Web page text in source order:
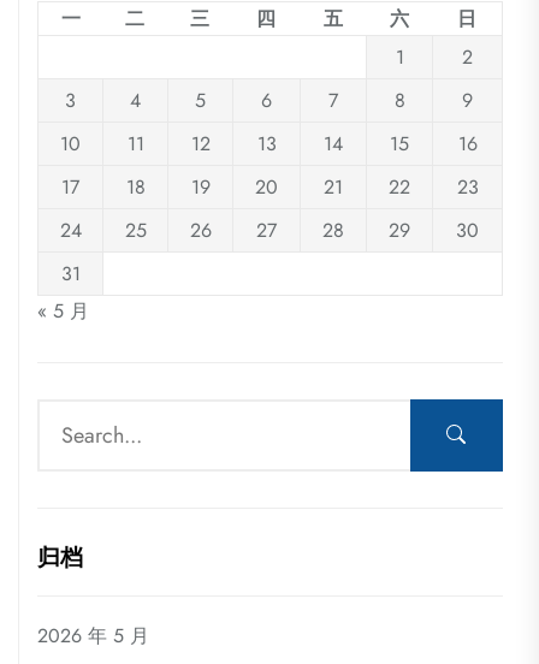
一
二 三 四 五 六
日
1
2
3
4 5 6 7 8
9
10
11 12 13 14 15
16
17
18 19 20 21 22
23
24
25 26 27 28 29
30
31
« 5 月
归档
2026 年 5 月